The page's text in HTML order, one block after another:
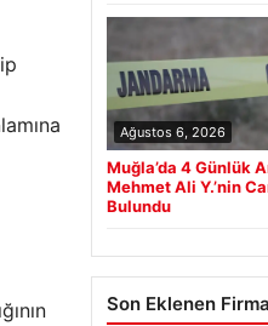
Ağustos 6, 2026
Muğla’da 4 Günlük
Mehmet Ali Y.’nin
Bulundu
Son Eklenen